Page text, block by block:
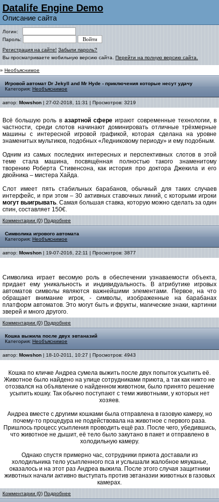
Datalife Engine Demo
Описание сайта
Логин:
Пароль:
Регистрация на сайте! Забыли пароль?
Вы просматриваете мобильную версию сайта. Перейти на полную версию сайта.
» Необъяснимое
Игровой автомат Dr Jekyll and Mr Hyde - приключения которые несут удачу
Категория: Необъяснимое
автор: Mowshon | 27-02-2018, 11:31 | Просмотров: 3219
Всё большую роль в азартной сфере играют современные технологии, в
частности, среди слотов начинают доминировать отличные трёхмерные
машины с интересной игровой графикой, которая сделана на уровне
знаменитых мультиков, подобных «Ледниковому периоду» и ему подобным.
Одним из самых последних интересных и перспективных слотов в этой
теме стала машина, посвящённая полностью такого знаменитому
творению Роберта Стивенсона, как история про доктора Джекила и его
двойника – мистера Хайда.
Слот имеет пять стабильных барабанов, обычный для таких случаев
интерфейс, и при этом – 30 активных ставочных линий, с которыми игроки
могут выигрывать. Самая большая ставка, которую можно сделать за один
спин, составляет 150€.
Комментарии (0) Подробнее
Символика игрового автомата
Категория: Необъяснимое
автор: Mowshon | 19-07-2016, 22:11 | Просмотров: 3877
Символика играет весомую роль в обеспечении узнаваемости объекта,
придает ему уникальность и индивидуальность. В атрибутике игровых
автоматов символы являются важнейшими элементами. Первое, на что
обращает внимание игрок, - символы, изображенные на барабанах
платформ автоматов. Это могут быть и фрукты, магические знаки, картинки
зверей и много другого.
Комментарии (0) Подробнее
Кошка выжила после двух эвтаназий
Категория: Необъяснимое
автор: Mowshon | 18-10-2011, 10:27 | Просмотров: 4943
Кошка по кличке Андреа сумела выжить после двух попыток усыпить её.
Животное было найдено на улице сотрудниками приюта, а так как никто не
отозвался на объявление о найденном животном, было принято решение
усыпить кошку. Так обычно поступают с теми животными, у которых нет
хозяев.
Андреа вместе с другими кошками была отправлена в газовую камеру, но
почему-то процедура не подействовала на животное с первого раза.
Пришлось процесс усыпления проводить ещё раз. После чего, убедившись,
что животное не дышит, её тело было закутано в пакет и отправлено в
холодильную камеру.
Однако спустя примерно час, сотрудники приюта доставали из
холодильника тело усыпленного пса и услышали жалобное мяуканье,
оказалось и на этот раз Андреа выжила. После этого случая защитники
животных начали активно выступать против эвтаназии животных в газовых
камерах.
Комментарии (0) Подробнее